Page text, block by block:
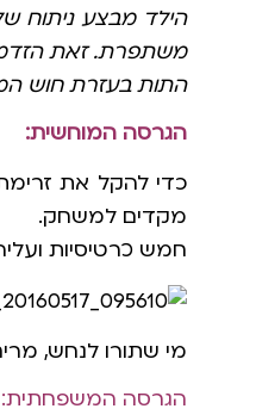
הילד מבצע ניתוח
משתפרת. זאת
התות בעזרת חוש
הגרסה המוחשית:
כדי להקל את
מקדים למשחק.
חמש כרטיסיות
מי שתורו לנחש,
הגרסה המשפחתית: